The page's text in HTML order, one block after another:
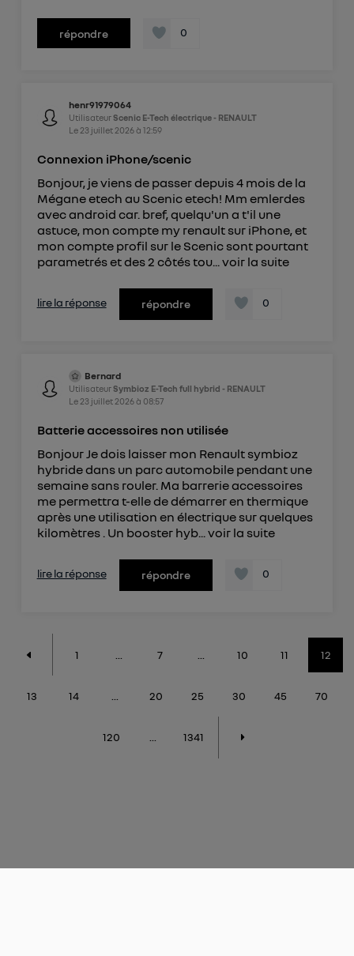
répondre 0
henr91979064
UtilisateurScenic E-Tech électrique - RENAULT
Le 23 juillet 2026à 12:59
Connexion iPhone/scenic
Bonjour, je viens de passer depuis 4 mois de la
Mégane etech au Scenic etech! Mm emlerdes
avec android car. bref, quelqu'un a t'il une
astuce, mon compte my renault sur iPhone, et
mon compte profil sur le Scenic sont pourtant
parametrés et des 2 côtés tou...voir la suite
lire la réponse répondre 0
Bernard
UtilisateurSymbioz E-Tech full hybrid - RENAULT
Le 23 juillet 2026à 08:57
Batterie accessoires non utilisée
Bonjour Je dois laisser mon Renault symbioz
hybride dans un parc automobile pendant une
semaine sans rouler. Ma barrerie accessoires
me permettra t-elle de démarrer en thermique
après une utilisation en électrique sur quelques
kilomètres . Un booster hyb...voir la suite
lire la réponse répondre 0
1 7 10 11 12
13 14 20 25 30 45 70
120 1341